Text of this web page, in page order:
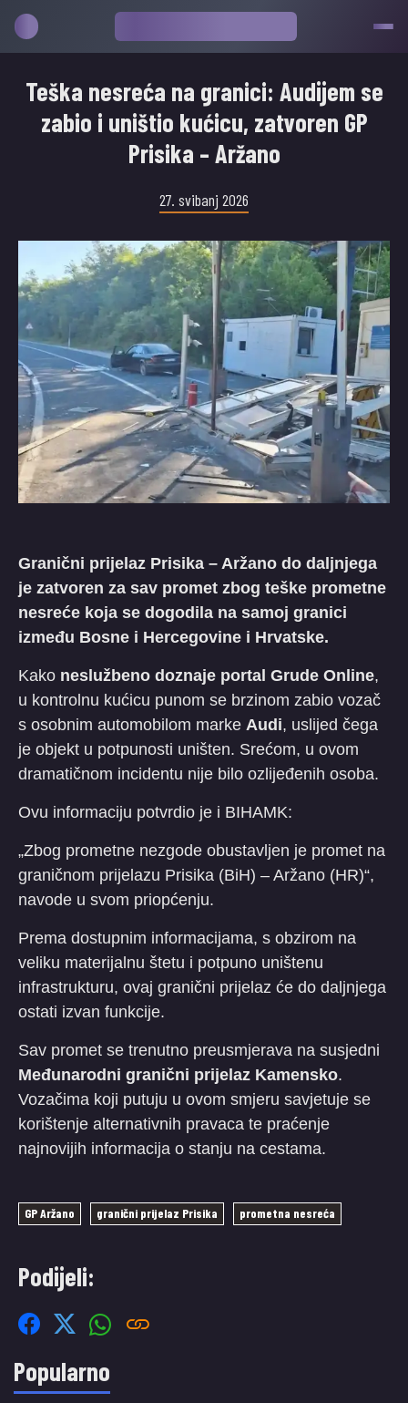
Teška nesreća na granici: Audijem se
zabio i uništio kućicu, zatvoren GP
Prisika – Aržano
27. svibanj 2026
Granični prijelaz Prisika – Aržano do daljnjega
je zatvoren za sav promet zbog teške prometne
nesreće koja se dogodila na samoj granici
između Bosne i Hercegovine i Hrvatske.
​Kako neslužbeno doznaje portal Grude Online,
u kontrolnu kućicu punom se brzinom zabio vozač
s osobnim automobilom marke Audi, uslijed čega
je objekt u potpunosti uništen. Srećom, u ovom
dramatičnom incidentu nije bilo ozlijeđenih osoba.
​Ovu informaciju potvrdio je i BIHAMK:
​„Zbog prometne nezgode obustavljen je promet na
graničnom prijelazu Prisika (BiH) – Aržano (HR)“,
navode u svom priopćenju.
​Prema dostupnim informacijama, s obzirom na
veliku materijalnu štetu i potpuno uništenu
infrastrukturu, ovaj granični prijelaz će do daljnjega
ostati izvan funkcije.
​Sav promet se trenutno preusmjerava na susjedni
Međunarodni granični prijelaz Kamensko.
Vozačima koji putuju u ovom smjeru savjetuje se
korištenje alternativnih pravaca te praćenje
najnovijih informacija o stanju na cestama.
GP Aržano granični prijelaz Prisika prometna nesreća
Podijeli:
Popularno